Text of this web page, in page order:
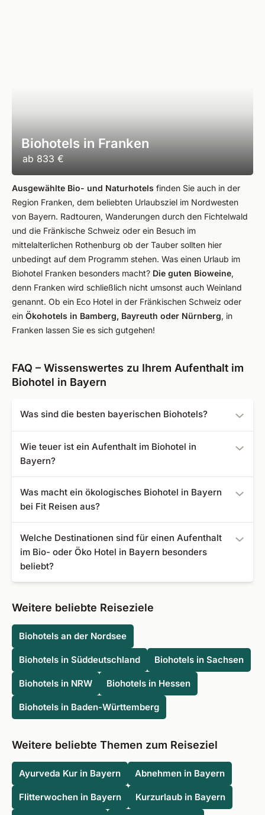
Biohotels in Franken
ab 833 €
Ausgewählte Bio- und Naturhotels finden Sie auch in der
Region Franken, dem beliebten Urlaubsziel im Nordwesten
von Bayern. Radtouren, Wanderungen durch den Fichtelwald
und die Fränkische Schweiz oder ein Besuch im
mittelalterlichen Rothenburg ob der Tauber sollten hier
unbedingt auf dem Programm stehen. Was einen Urlaub im
Biohotel Franken besonders macht? Die guten Bioweine,
denn Franken wird schließlich nicht umsonst auch Weinland
genannt. Ob ein Eco Hotel in der Fränkischen Schweiz oder
ein Ökohotels in Bamberg, Bayreuth oder Nürnberg, in
Franken lassen Sie es sich gutgehen!
FAQ – Wissenswertes zu Ihrem Aufenthalt im
Biohotel in Bayern
Was sind die besten bayerischen Biohotels?
bewertet:
DAS MÜHLBACH - thermal retreat & wellness
resort - Bewertung: 4,7
Wie teuer ist ein Aufenthalt im Biohotel in
Bayern?
Wellness Hotel Bayern können Sie bei Fit Reisen bereits
ab fairen 81 € buchen.
Was macht ein ökologisches Biohotel in Bayern
bei Fit Reisen aus?
Das zeigt sich z.B. dadurch, dass viele dieser
ökologischen Hotels ihren eigenen Strom aus Solar- und
Windkraftanlagen generieren. Auch in der Verpflegung
zeigt sich der Nachhaltigkeitsfokus der Hotels, denn
Lebensmitteln, oft vegetarisch und vegan. Abgerundet
wird das Konzept durch natürliche Pflegeprodukte im
Wellness- und Spabereich.
Welche Destinationen sind für einen Aufenthalt
im Bio- oder Öko Hotel in Bayern besonders
beliebt?
Franken, der Bayerische Wald, München und Umgebung
Ferienregion in Bayern also nichts falsch machen.
Weitere beliebte Reiseziele
Biohotels an der Nordsee
Biohotels in Süddeutschland Biohotels in Sachsen
Biohotels in NRW Biohotels in Hessen
Biohotels in Baden-Württemberg
Weitere beliebte Themen zum Reiseziel
Ayurveda Kur in Bayern Abnehmen in Bayern
Flitterwochen in Bayern Kurzurlaub in Bayern